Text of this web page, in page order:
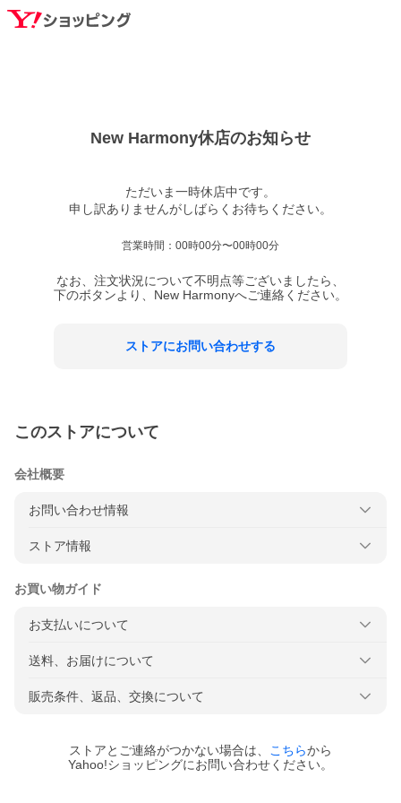
New Harmony休店のお知らせ
ただいま一時休店中です。
営業時間： 00時00分〜00時00分
なお、注文状況について不明点等ございましたら、
下のボタンより、 New Harmonyへご連絡ください。
ストアにお問い合わせする
このストアについて
会社概要
お問い合わせ情報
ストア情報
お買い物ガイド
お支払いについて
送料、お届けについて
販売条件、返品、交換について
ストアとご連絡がつかない場合は、 こちらから
Yahoo!ショッピングにお問い合わせください。